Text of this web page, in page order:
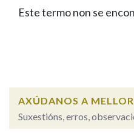
Facebook
TwitterYoutubeInstagram
Bluesky
BUSCAR NOS LEMAS
Remata por
Este termo non se
AXÚDANOS A
Suxestións, erros,